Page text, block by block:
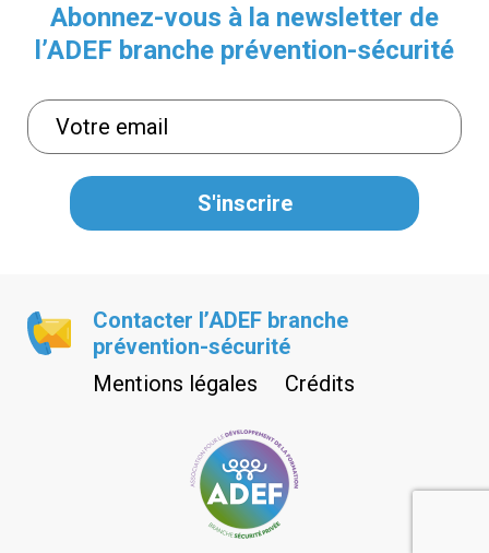
Abonnez-vous à la newsletter de
l’ADEF branche prévention-sécurité
Contacter l’ADEF branche
prévention-sécurité
Mentions légales
Crédits